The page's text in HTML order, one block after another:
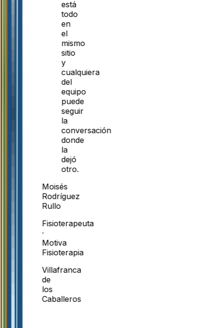
está
todo
en
el
mismo
sitio
y
cualquiera
del
equipo
puede
seguir
la
conversación
donde
la
dejó
otro.
Moisés
Rodríguez
Rullo
Fisioterapeuta
·
Motiva
Fisioterapia
Villafranca
de
los
Caballeros